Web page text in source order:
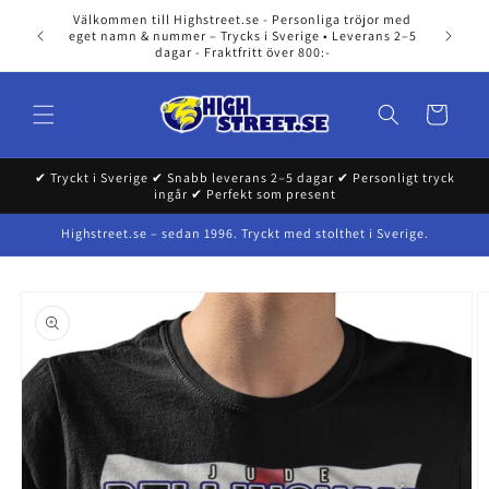
Skip to
content
Välkommen till Highstreet.se - Personliga tröjor med
eget namn & nummer – Trycks i Sverige • Leverans 2–5
dagar - Fraktfritt över 800:-
Cart
✔ Tryckt i Sverige ✔ Snabb leverans 2–5 dagar ✔ Personligt tryck
ingår ✔ Perfekt som present
Highstreet.se – sedan 1996. Tryckt med stolthet i Sverige.
product
information